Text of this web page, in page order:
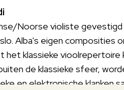
Noorse violiste
Alba's eigen
het klassieke
de klassieke sfeer,
en elektronische klanken